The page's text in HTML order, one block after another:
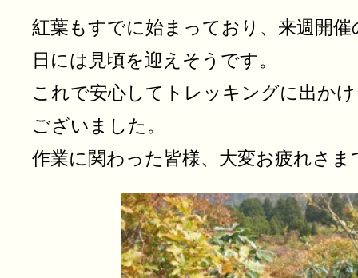
紅葉もすでに始まっており、来週開
日には見頃を迎えそうです。
これで安心してトレッキングに出か
ございました。
作業に関わった皆様、大変お疲れさま